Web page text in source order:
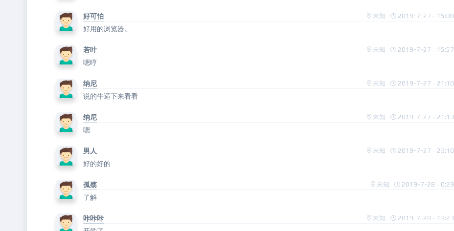
好可怕 未知 2019-7-27 · 15:08
好用的浏览器。
若叶 未知 2019-7-27 · 15:57
嗯哼
纳尼 未知 2019-7-27 · 21:10
说的牛逼下来看看
纳尼 未知 2019-7-27 · 21:13
嗯
男人 未知 2019-7-27 · 23:10
好的好的
孤殇 未知 2019-7-28 · 0:29
了解
咔咔咔 未知 2019-7-28 · 13:23